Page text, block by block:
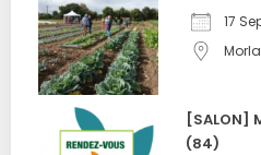
17
[SALON]
(84)